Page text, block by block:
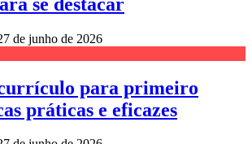
de junho de 2026
para primeiro
práticas e eficazes